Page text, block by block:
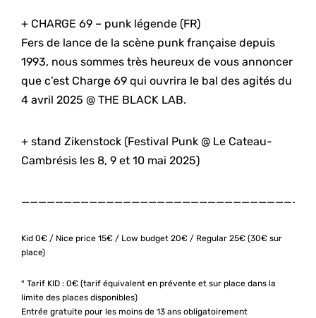
+ CHARGE 69 – punk légende (FR)
Fers de lance de la scène punk française depuis
1993, nous sommes très heureux de vous annoncer
que c’est Charge 69 qui ouvrira le bal des agités du
4 avril 2025 @ THE BLACK LAB.
+ stand Zikenstock (Festival Punk @ Le Cateau-
Cambrésis les 8, 9 et 10 mai 2025)
Kid 0€ / Nice price 15€ / Low budget 20€ / Regular 25€ (30€ sur
place)
° Tarif KID : 0€ (tarif équivalent en prévente et sur place dans la
limite des places disponibles)
Entrée gratuite pour les moins de 13 ans obligatoirement